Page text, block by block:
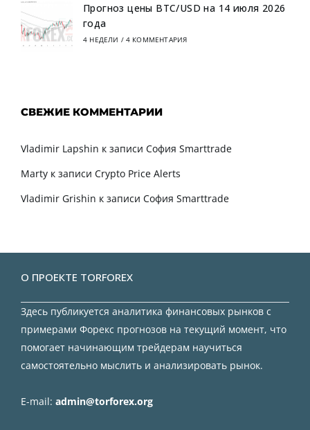
Прогноз цены BTC/USD на 14 июля 2026
года
4 НЕДЕЛИ / 4 КОММЕНТАРИЯ
СВЕЖИЕ КОММЕНТАРИИ
Vladimir Lapshin к записи София Smarttrade
Marty к записи Crypto Price Alerts
Vladimir Grishin к записи София Smarttrade
О ПРОЕКТЕ TORFOREX
Здесь публикуется аналитика финансовых рынков с
примерами Форекс прогнозов на текущий момент, что
помогает начинающим трейдерам научиться
самостоятельно мыслить и анализировать рынок.
E-mail: admin@torforex.org